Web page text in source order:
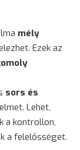
mély
Ezek az
sors és
Lehet,
a kontrollon,
a felelősséget.